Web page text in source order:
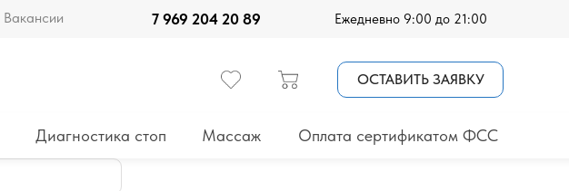
Ежедневно 9:00 до 21:00
7 969 204 20 89
Вакансии
Массаж
ОСТАВИТЬ ЗАЯВКУ
Оплата сертификатом ФСС
Диагностика стоп